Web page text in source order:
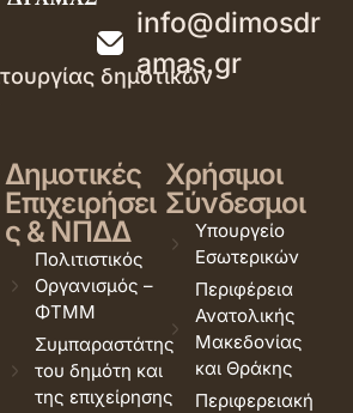
info@dimosdr
amas.gr
δημοτικών
Δημοτικές
Επιχειρήσει
ς & ΝΠΔΔ
Πολιτιστικός
Οργανισμός –
ΦΤΜΜ
Συμπαραστάτης
του δημότη και
της επιχείρησης
Χρήσιμοι
Σύνδεσμοι
Υπουργείο
Εσωτερικών
Περιφέρεια
Ανατολικής
Μακεδονίας
και Θράκης
Περιφερειακή